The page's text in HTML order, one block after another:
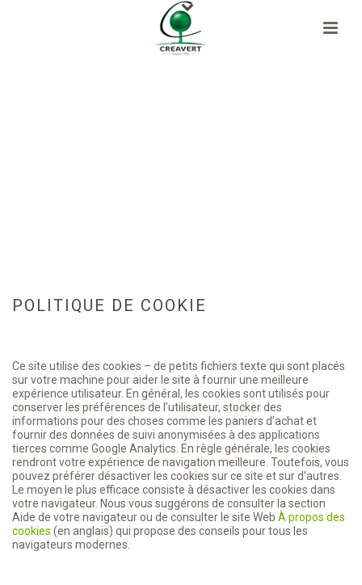
POLITIQUE DE COOKIE
Ce site utilise des cookies – de petits fichiers texte qui sont placés
sur votre machine pour aider le site à fournir une meilleure
expérience utilisateur. En général, les cookies sont utilisés pour
conserver les préférences de l’utilisateur, stocker des
informations pour des choses comme les paniers d’achat et
fournir des données de suivi anonymisées à des applications
tierces comme Google Analytics. En règle générale, les cookies
rendront votre expérience de navigation meilleure. Toutefois, vous
pouvez préférer désactiver les cookies sur ce site et sur d’autres.
Le moyen le plus efficace consiste à désactiver les cookies dans
votre navigateur. Nous vous suggérons de consulter la section
Aide de votre navigateur ou de consulter le site Web À propos des
cookies (en anglais) qui propose des conseils pour tous les
navigateurs modernes.